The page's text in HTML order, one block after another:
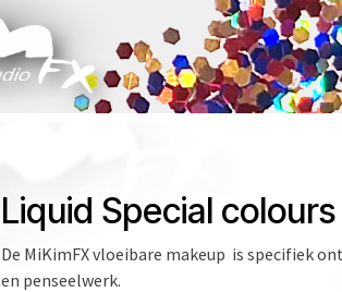
Liquid Special colours
De MiKimFX vloeibare makeup is specifiek
en penseelwerk.